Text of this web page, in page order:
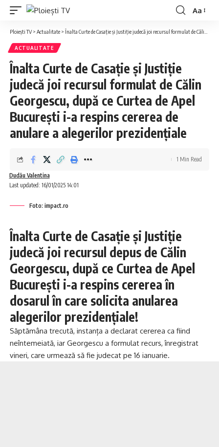
Font
Resizer
Aa
Ploiești TV> Actualitate > Înalta Curte de Casație și Justiție judecă joi recursul formulat de Călin Georgescu, după ce Curtea de Apel București i-a respins cererea de anulare a alegerilor prezidențiale
ACTUALITATE
Înalta Curte de Casație și Justiție
judecă joi recursul formulat de Călin
Georgescu, după ce Curtea de Apel
București i-a respins cererea de
anulare a alegerilor prezidențiale
Last updated: 16/01/2025 14:01
Dudău Valentina
1 Min Read
Foto: impact.ro
Înalta Curte de Casație și Justiție
judecă joi recursul depus de Călin
Georgescu, după ce Curtea de Apel
București i-a respins cererea în
dosarul în care solicita anularea
alegerilor prezidențiale!
Săptămâna trecută, instanța a declarat cererea ca fiind
neîntemeiată, iar Georgescu a formulat recurs, înregistrat
vineri, care urmează să fie judecat pe 16 ianuarie.